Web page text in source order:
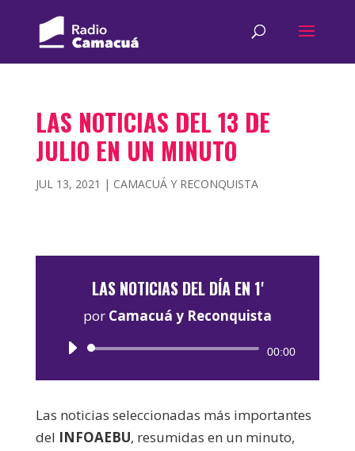
LAS NOTICIAS DEL 13 DE
JULIO EN UN MINUTO
JUL 13, 2021 | CAMACUÁ Y RECONQUISTA
LAS NOTICIAS DEL DÍA EN 1'
por Camacuá y Reconquista
Reproductor
00:00
Las noticias seleccionadas más importantes
del INFOAEBU, resumidas en un minuto,